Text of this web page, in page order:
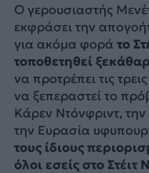
Ο γερουσιαστής
εκφράσει την
για ακόμα φορά το
τοποθετηθεί
να προτρέπει τις
να ξεπεραστεί το
Κάρεν Ντόνφριντ,
την Ευρασία
τους ίδιους
όλοι εσείς στο Στέιτ